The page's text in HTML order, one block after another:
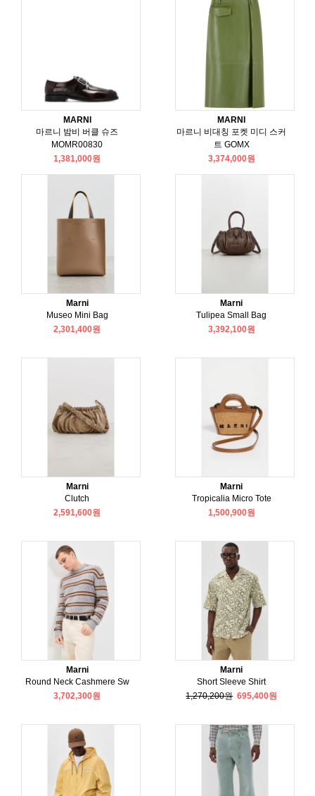
MARNI
마르니 밤비 버클 슈즈
MOMR00830
1,381,000원
MARNI
마르니 비대칭 포켓 미디 스커
트 GOMX
3,374,000원
Marni
Museo Mini Bag
2,301,400원
Marni
Tulipea Small Bag
3,392,100원
Marni
Clutch
2,591,600원
Marni
Tropicalia Micro Tote
1,500,900원
Marni
Round Neck Cashmere Sw
3,702,300원
Marni
Short Sleeve Shirt
1,270,200원 695,400원